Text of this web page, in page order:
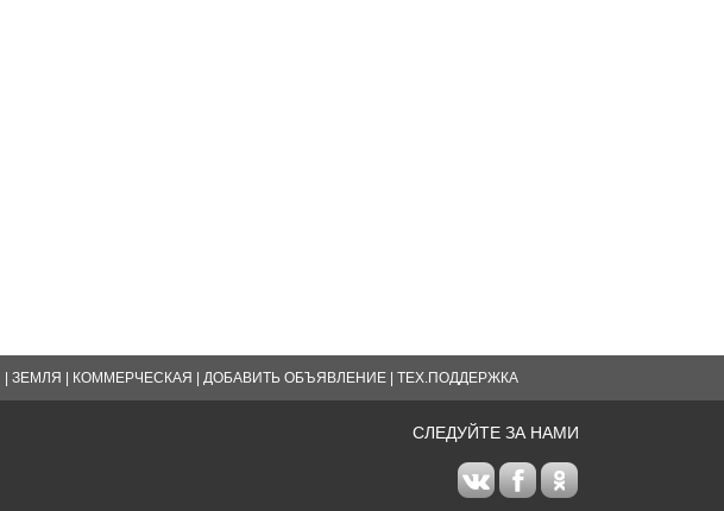
ЗЕМЛЯ КОММЕРЧЕСКАЯ ДОБАВИТЬ ОБЪЯВЛЕНИЕ ТЕХ.ПОДДЕРЖКА
СЛЕДУЙТЕ ЗА НАМИ